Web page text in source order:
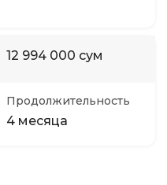
12 994 000 сум
Продолжительность
4 месяца